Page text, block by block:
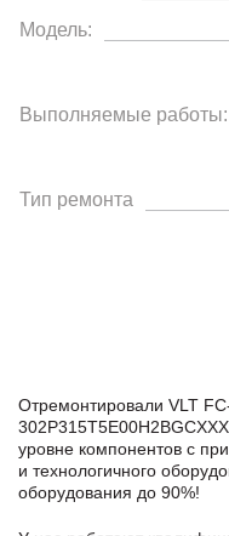
Модель:
Выполняемые работы:
Тип ремонта
Отремонтировали VLT
уровне компонентов с
и технологичного
оборудования до 90%!